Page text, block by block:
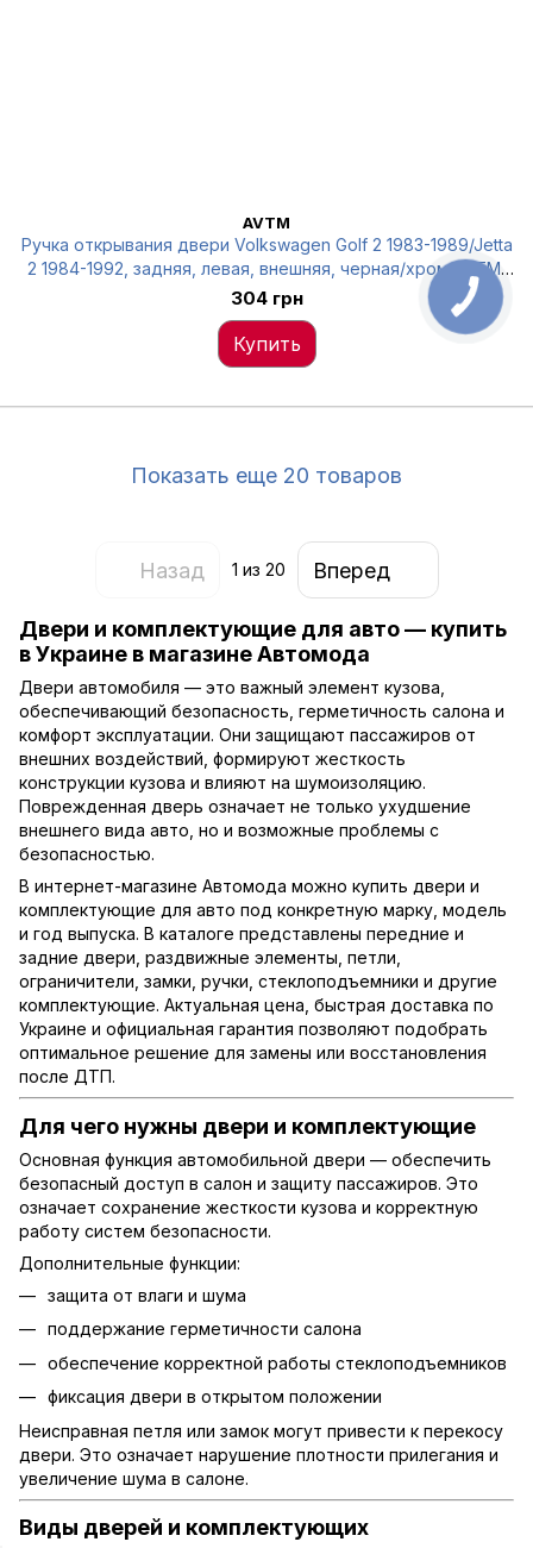
AVTM
Ручка открывания двери Volkswagen Golf 2 1983-1989/Jetta
2 1984-1992, задняя, левая, внешняя, черная/хром AVTM,
6012589
304 грн
Купить
Показать еще 20 товаров
Назад 1 из 20 Вперед
Двери и комплектующие для авто — купить
в Украине в магазине Автомода
Двери автомобиля — это важный элемент кузова,
обеспечивающий безопасность, герметичность салона и
комфорт эксплуатации. Они защищают пассажиров от
внешних воздействий, формируют жесткость
конструкции кузова и влияют на шумоизоляцию.
Поврежденная дверь означает не только ухудшение
внешнего вида авто, но и возможные проблемы с
безопасностью.
В интернет-магазине Автомода можно купить двери и
комплектующие для авто под конкретную марку, модель
и год выпуска. В каталоге представлены передние и
задние двери, раздвижные элементы, петли,
ограничители, замки, ручки, стеклоподъемники и другие
комплектующие. Актуальная цена, быстрая доставка по
Украине и официальная гарантия позволяют подобрать
оптимальное решение для замены или восстановления
после ДТП.
Для чего нужны двери и комплектующие
Основная функция автомобильной двери — обеспечить
безопасный доступ в салон и защиту пассажиров. Это
означает сохранение жесткости кузова и корректную
работу систем безопасности.
Дополнительные функции:
защита от влаги и шума
поддержание герметичности салона
обеспечение корректной работы стеклоподъемников
фиксация двери в открытом положении
Неисправная петля или замок могут привести к перекосу
двери. Это означает нарушение плотности прилегания и
увеличение шума в салоне.
Виды дверей и комплектующих